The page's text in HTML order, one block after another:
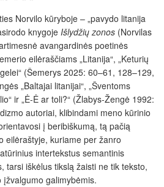
Norvilo kūryboje – „pavydo litanija
knygoje Išlydžių zonos (Norvilas
avangardinės poetinės
eilėraščiams „Litanija“, „Keturių
(Šemerys 2025: 60–61, 128–129,
„Baltajai litanijai“, „Šventoms
ir „Ė-Ė ar toli?“ (Žlabys-Žengė 1992:
autoriai, klibindami meno kūrinio
į beribiškumą, tą pačią
eilėraštyje, kuriame per žanro
intertekstus semantinis
tarsi iškėlus tikslą žaisti ne tik teksto,
galimybėmis.